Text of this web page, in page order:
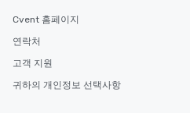
Cvent 홈페이지
연락처
고객 지원
귀하의 개인정보 선택사항